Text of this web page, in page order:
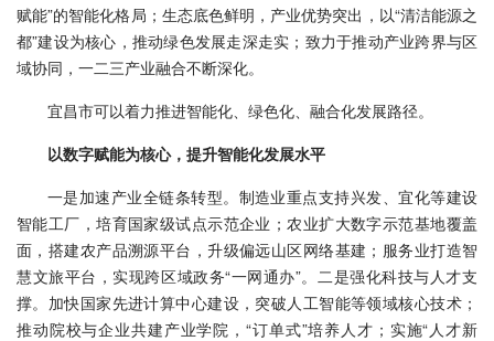
赋能”的智能化格局；生态底色鲜明，产业优势突出，以“清洁能源之
都”建设为核心，推动绿色发展走深走实；致力于推动产业跨界与区
域协同，一二三产业融合不断深化。
宜昌市可以着力推进智能化、绿色化、融合化发展路径。
以数字赋能为核心，提升智能化发展水平
一是加速产业全链条转型。制造业重点支持兴发、宜化等建设
智能工厂，培育国家级试点示范企业；农业扩大数字示范基地覆盖
面，搭建农产品溯源平台，升级偏远山区网络基建；服务业打造智
慧文旅平台，实现跨区域政务“一网通办”。二是强化科技与人才支
撑。加快国家先进计算中心建设，突破人工智能等领域核心技术；
推动院校与企业共建产业学院，“订单式”培养人才；实施“人才新